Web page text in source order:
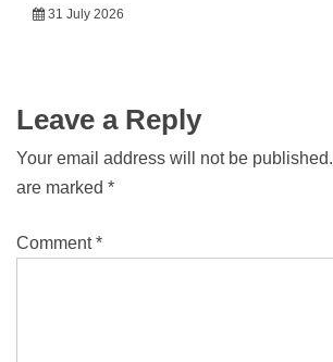
31 July 2026
Leave a Reply
Your email address will not be published.
are marked *
Comment*